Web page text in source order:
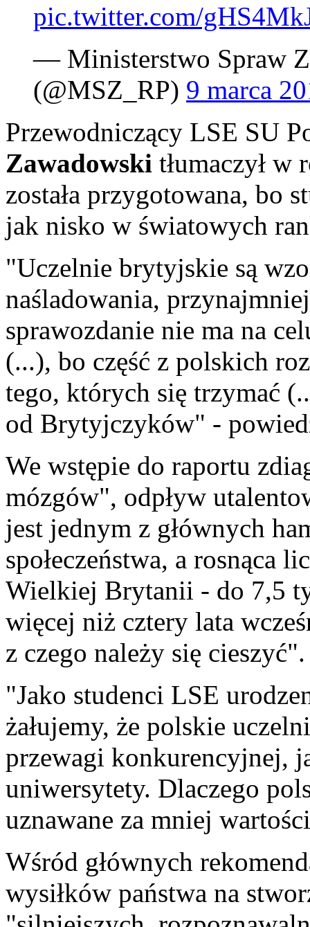
pic.twitter.com/
— Ministerstwo Spraw
(@MSZ_RP) 9 marca
Przewodniczący LSE SU
Zawadowski tłumaczył w
została przygotowana, bo
jak nisko w światowych
"Uczelnie brytyjskie są
naśladowania,
sprawozdanie nie ma na
(...), bo część z polskich
tego, których się trzymać
od Brytyjczyków" -
We wstępie do raportu
mózgów", odpływ
jest jednym z głównych
społeczeństwa, a rosnąca
Wielkiej Brytanii - do 7,5
więcej niż cztery lata
z czego należy się cieszyć".
"Jako studenci LSE
żałujemy, że polskie
przewagi konkurencyjnej,
uniwersytety. Dlaczego
uznawane za mniej
Wśród głównych
wysiłków państwa na